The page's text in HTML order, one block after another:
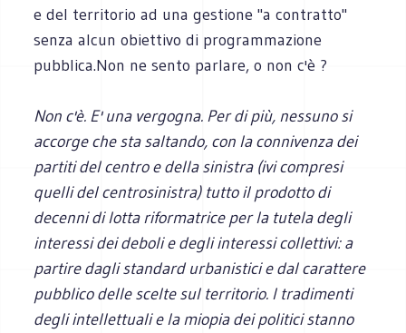
e del territorio ad una gestione "a contratto"
senza alcun obiettivo di programmazione
pubblica.Non ne sento parlare, o non c'è ?
Non c'è. E' una vergogna. Per di più, nessuno si
accorge che sta saltando, con la connivenza dei
partiti del centro e della sinistra (ivi compresi
quelli del centrosinistra) tutto il prodotto di
decenni di lotta riformatrice per la tutela degli
interessi dei deboli e degli interessi collettivi: a
partire dagli standard urbanistici e dal carattere
pubblico delle scelte sul territorio. I tradimenti
degli intellettuali e la miopia dei politici stanno